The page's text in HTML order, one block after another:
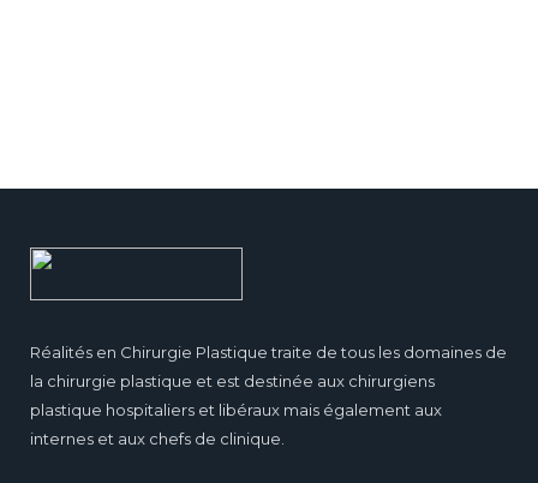
Réalités en Chirurgie Plastique traite de tous les domaines de
la chirurgie plastique et est destinée aux chirurgiens
plastique hospitaliers et libéraux mais également aux
internes et aux chefs de clinique.